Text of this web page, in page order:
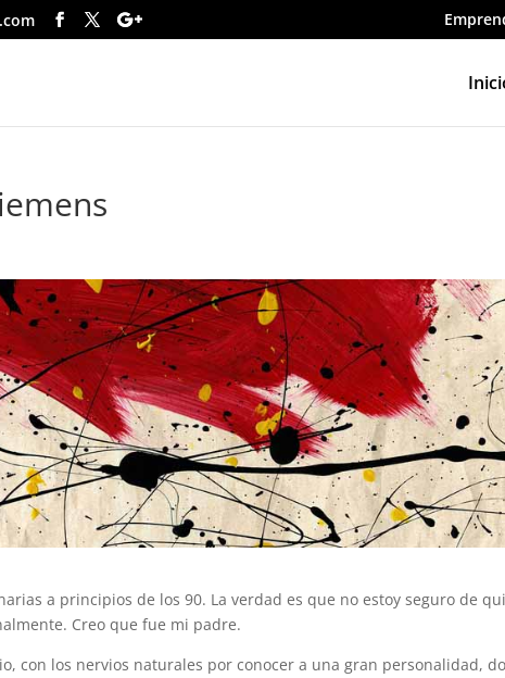
a principios de los 90. La verdad es que no estoy seguro de
Creo que fue mi padre.
con los nervios naturales por conocer a una gran personalidad,